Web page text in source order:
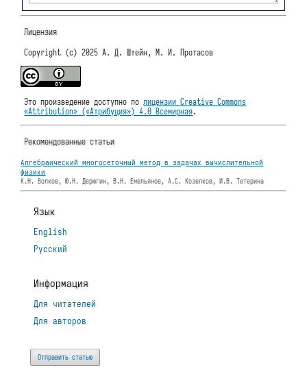
Лицензия
Copyright (c) 2025 А. Д. Штейн, М. И. Протасов
Это произведение доступно полицензии Creative Commons
«Attribution» («Атрибуция») 4.0 Всемирная.
Рекомендованные статьи
Алгебраический многосеточный метод в задачах вычислительной
физики
К.Н. Волков, Ю.Н. Дерюгин, В.Н. Емельянов, А.С. Козелков, И.В. Тетерина
Язык
English
Русский
Информация
Для читателей
Для авторов
Отправить статью